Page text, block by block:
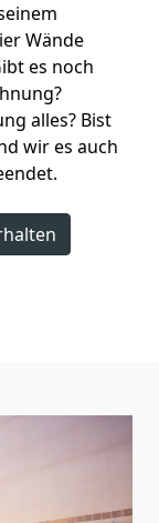
Wände
es noch
alles? Bist
wir es auch